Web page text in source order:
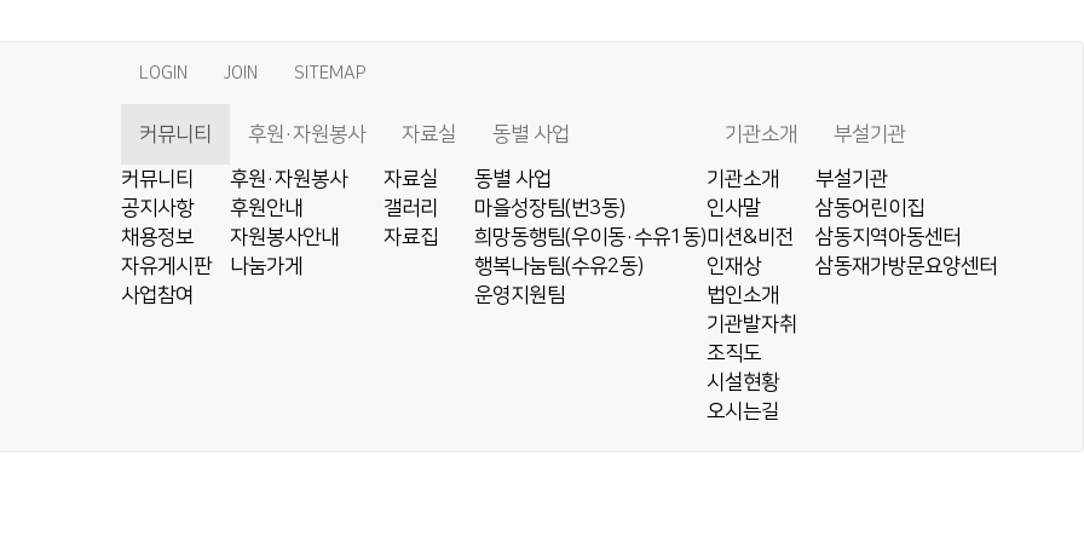
LOGIN JOIN SITEMAP
커뮤니티
커뮤니티
공지사항
채용정보
자유게시판
사업참여
후원·자원봉사
후원·자원봉사
후원안내
자원봉사안내
나눔가게
자료실
자료실
갤러리
자료집
동별 사업
동별 사업
마을성장팀(번3동)
희망동행팀(우이동·수유1동)
행복나눔팀(수유2동)
운영지원팀
기관소개
기관소개
인사말
미션&비전
인재상
법인소개
기관발자취
조직도
시설현황
오시는길
부설기관
부설기관
삼동어린이집
삼동지역아동센터
삼동재가방문요양센터